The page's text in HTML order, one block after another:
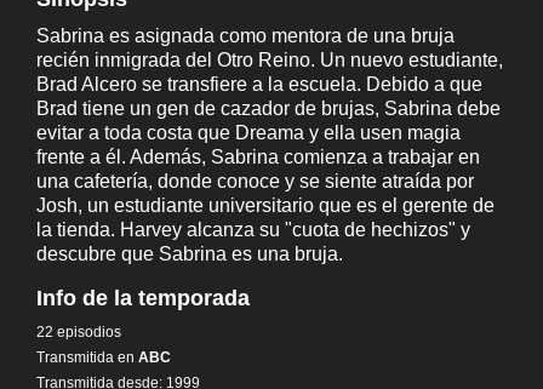
Sabrina es asignada como mentora de una bruja
recién inmigrada del Otro Reino. Un nuevo estudiante,
Brad Alcero se transfiere a la escuela. Debido a que
Brad tiene un gen de cazador de brujas, Sabrina debe
evitar a toda costa que Dreama y ella usen magia
frente a él. Además, Sabrina comienza a trabajar en
una cafetería, donde conoce y se siente atraída por
Josh, un estudiante universitario que es el gerente de
la tienda. Harvey alcanza su "cuota de hechizos" y
descubre que Sabrina es una bruja.
Info de la temporada
22 episodios
Transmitida en ABC
Transmitida desde: 1999